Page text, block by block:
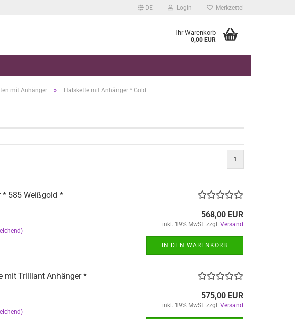
DE Login Merkzettel
Ihr Warenkorb
0,00 EUR
mit Anhänger » Halskette mit Anhänger * Gold
1
* 585 Weißgold *
568,00 EUR
inkl. 19% MwSt. zzgl. Versand
IN DEN WARENKORB
mit Trilliant Anhänger *
575,00 EUR
inkl. 19% MwSt. zzgl. Versand